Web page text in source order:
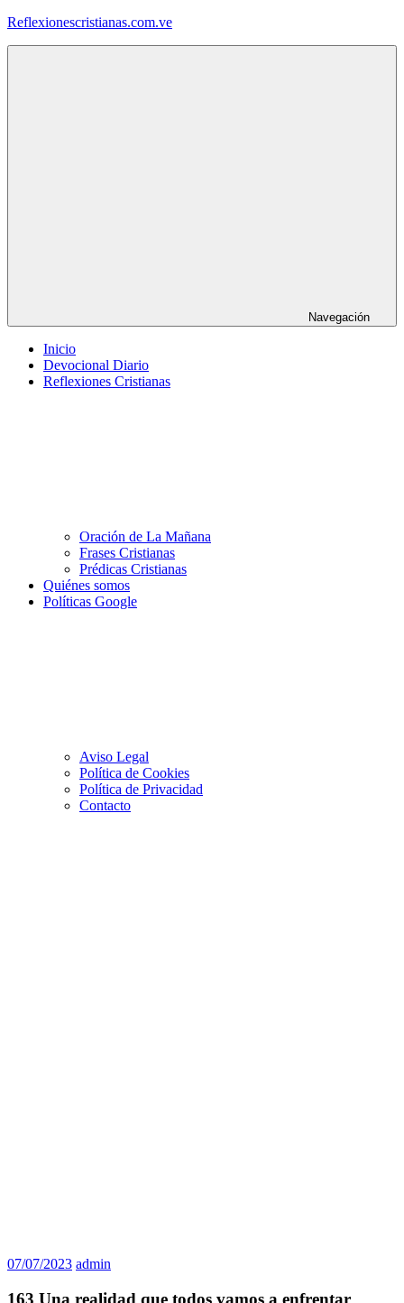
Saltar
Reflexionescristianas.com.ve
Navegación
Inicio
Devocional Diario
Reflexiones Cristianas
Oración de La Mañana
Frases Cristianas
Prédicas Cristianas
Quiénes somos
Políticas Google
Aviso Legal
Política de Cookies
Política de Privacidad
Contacto
07/07/2023 admin
163 Una realidad que todos vamos a enfrentar